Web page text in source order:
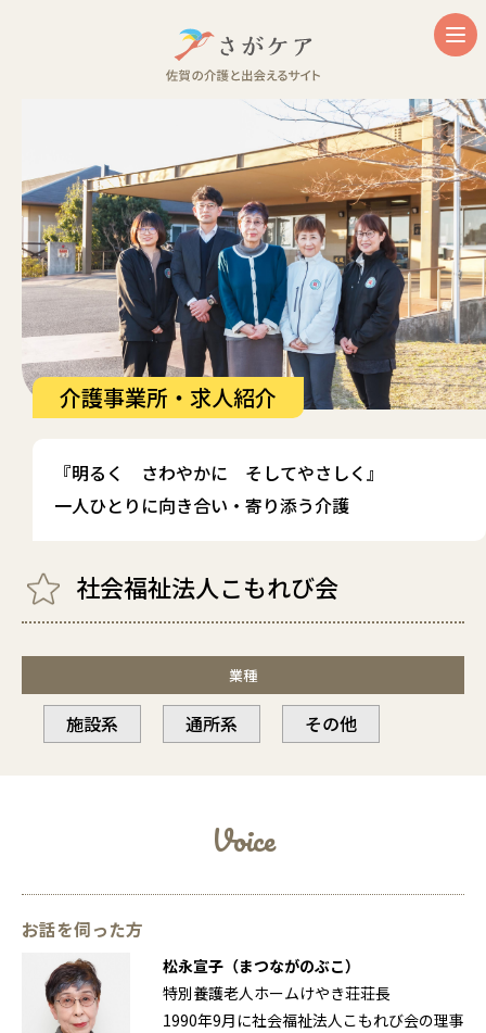
介護事業所・求人紹介
『明るく さわやかに そしてやさしく』
一人ひとりに向き合い・寄り添う介護
社会福祉法人こもれび会
業種
施設系 通所系 その他
Voice
お話を伺った方
松永宣子（まつながのぶこ）
特別養護老人ホームけやき荘荘長
1990年9月に社会福祉法人こもれび会の理事